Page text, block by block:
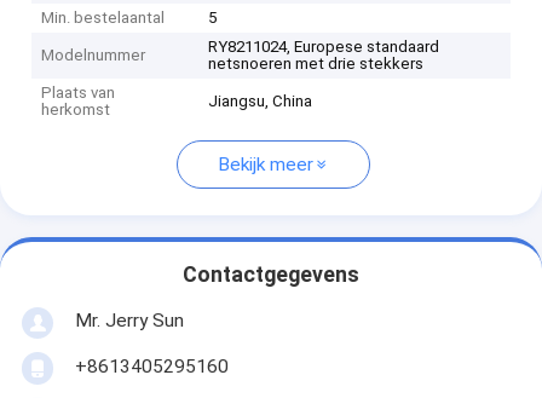
Min. bestelaantal
5
Modelnummer
RY8211024, Europese standaard
netsnoeren met drie stekkers
Plaats van
herkomst
Jiangsu, China
Bekijk meer
Contactgegevens
Mr. Jerry Sun
+8613405295160